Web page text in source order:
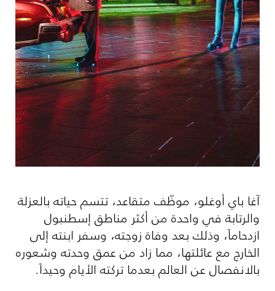
آغا باي أوغلو، موظّف متقاعد، تتسم حياته بالعزلة
والرتابة في واحدة من أكثر مناطق إسطنبول
ازدحاماً، وذلك بعد وفاة زوجته، وسفر ابنته إلى
الخارج مع عائلتها، مما زاد من عمق وحدته وشعوره
بالانفصال عن العالم بعدما تركته الأيام وحيداً.